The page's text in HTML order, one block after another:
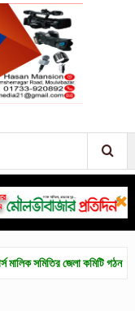
জেলা কমিটি গঠন